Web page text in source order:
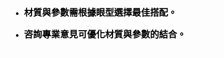
材質與參數需根據眼型選擇最佳搭配。
咨詢專業意見可優化材質與參數的結合。